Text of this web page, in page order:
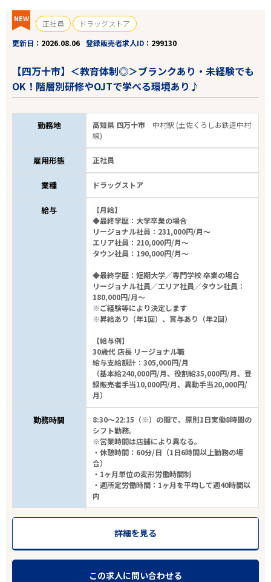
NEW 正社員
ドラッグストア
更新日
2026.08.06 登録販売者求人ID 299130
【四万十市】＜教育体制◎＞ブランクあり・未経験でも
OK！階層別研修やOJTで学べる環境あり♪
勤務地 高知県 四万十市 中村駅 (土佐くろしお鉄道中村
線)
雇用形態 正社員
業種 ドラッグストア
給与
【月給】
◆最終学歴：大学卒業の場合
リージョナル社員：231,000円/月～
エリア社員：210,000円/月～
タウン社員：190,000円/月～
◆最終学歴：短期大学／専門学校 卒業の場合
リージョナル社員／エリア社員／タウン社員：
180,000円/月～
※ご経験等により決定します
※昇給あり（年1回）、賞与あり（年2回）
【給与例】
30歳代 店長 リージョナル職
給与支給額計：305,000円/月
（基本給240,000円/月、役割給35,000円/月、登
録販売者手当10,000円/月、異動手当20,000円/
月）
勤務時間
8:30～22:15（※）の間で、原則1日実働8時間の
シフト勤務。
※営業時間は店舗により異なる。
・休憩時間：60分/日（1日6時間以上勤務の場
合）
・1ヶ月単位の変形労働時間制
・週所定労働時間：1ヶ月を平均して週40時間以
内
詳細を見る
この求人に問い合わせる